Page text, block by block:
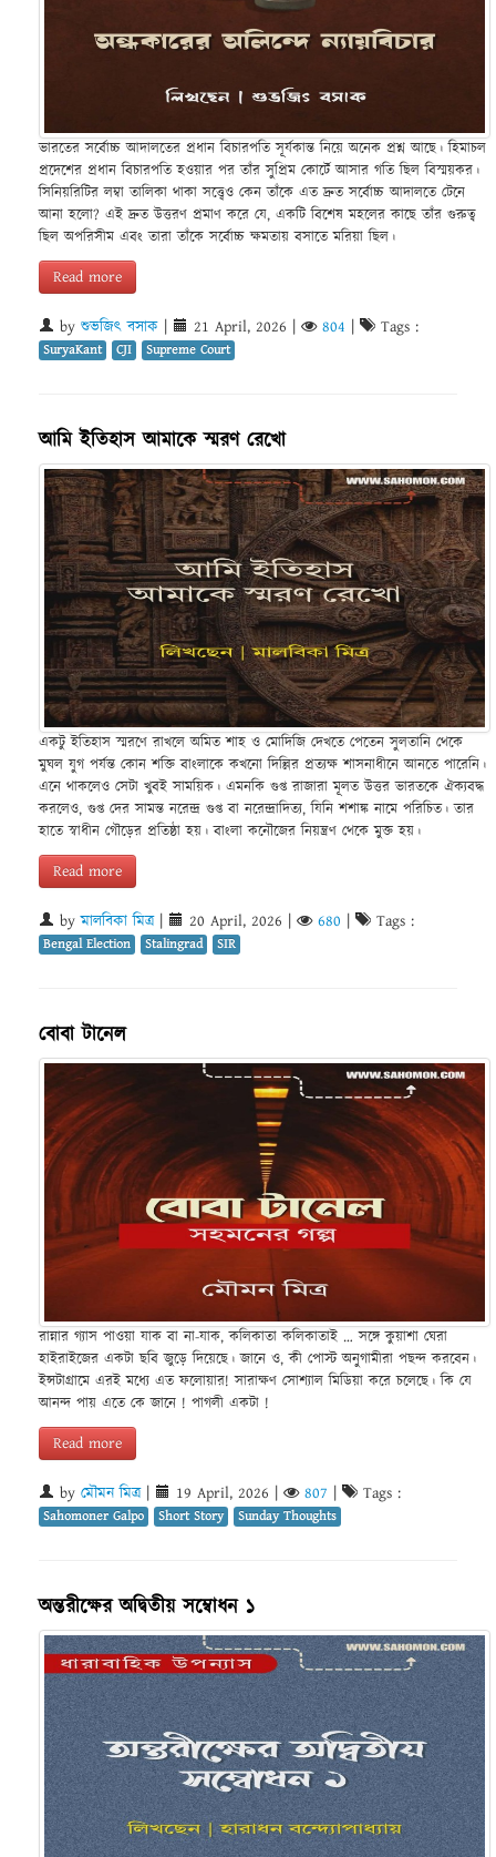
ভারতের সর্বোচ্চ আদালতের প্রধান বিচারপতি সূর্যকান্ত নিয়ে অনেক প্রশ্ন আছে। হিমাচল
প্রদেশের প্রধান বিচারপতি হওয়ার পর তাঁর সুপ্রিম কোর্টে আসার গতি ছিল বিস্ময়কর।
সিনিয়রিটির লম্বা তালিকা থাকা সত্ত্বেও কেন তাঁকে এত দ্রুত সর্বোচ্চ আদালতে টেনে
আনা হলো? এই দ্রুত উত্তরণ প্রমাণ করে যে, একটি বিশেষ মহলের কাছে তাঁর গুরুত্ব
ছিল অপরিসীম এবং তারা তাঁকে সর্বোচ্চ ক্ষমতায় বসাতে মরিয়া ছিল।
Read more
by শুভজিৎ বসাক 21 April, 2026 804 Tags :
SuryaKant CJI Supreme Court
আমি ইতিহাস আমাকে স্মরণ রেখো
একটু ইতিহাস স্মরণে রাখলে অমিত শাহ ও মোদিজি দেখতে পেতেন সুলতানি থেকে
মুঘল যুগ পর্যন্ত কোন শক্তি বাংলাকে কখনো দিল্লির প্রত্যক্ষ শাসনাধীনে আনতে পারেনি।
এনে থাকলেও সেটা খুবই সাময়িক। এমনকি গুপ্ত রাজারা মূলত উত্তর ভারতকে ঐক্যবদ্ধ
করলেও, গুপ্ত দের সামন্ত নরেন্দ্র গুপ্ত বা নরেন্দ্রাদিত্য, যিনি শশাঙ্ক নামে পরিচিত। তার
হাতে স্বাধীন গৌড়ের প্রতিষ্ঠা হয়। বাংলা কনৌজের নিয়ন্ত্রণ থেকে মুক্ত হয়।
Read more
byমালবিকা মিত্র| 20 April, 2026 | 680 | Tags :
Bengal Election Stalingrad SIR
বোবা টানেল
রান্নার গ্যাস পাওয়া যাক বা না-যাক, কলিকাতা কলিকাতাই … সঙ্গে কুয়াশা ঘেরা
হাইরাইজের একটা ছবি জুড়ে দিয়েছে। জানে ও, কী পোস্ট অনুগামীরা পছন্দ করবেন।
ইন্সটাগ্রামে এরই মধ্যে এত ফলোয়ার! সারাক্ষণ সোশ্যাল মিডিয়া করে চলেছে। কি যে
আনন্দ পায় এতে কে জানে ! পাগলী একটা !
Read more
by মৌমন মিত্র| 19 April, 2026 | 807 | Tags :
Sahomoner Galpo Short Story Sunday Thoughts
অন্তরীক্ষের অদ্বিতীয় সম্বোধন ১